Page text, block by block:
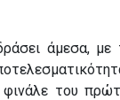
άμεσα,
του